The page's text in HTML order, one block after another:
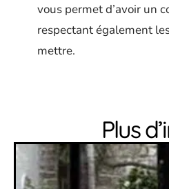
vous permet d’avoir un
respectant également
mettre.
Plus